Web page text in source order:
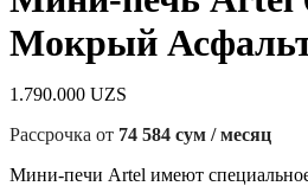
Мокрый
1.790.000 UZS
Рассрочка от 74 584 сум / месяц
Мини-печи Artel имеют